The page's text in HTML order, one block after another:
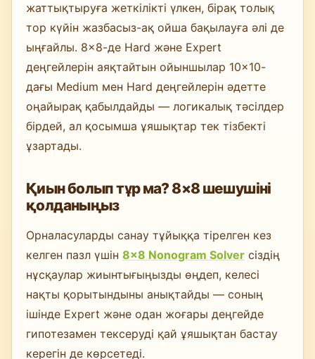
жаттықтыруға жеткілікті үлкен, бірақ толық
тор күйін жазбасыз-ақ ойша бақылауға әлі де
ыңғайлы. 8×8-де Hard және Expert
деңгейлерін аяқтайтын ойыншылар 10×10-
дағы Medium мен Hard деңгейлерін әдетте
оңайырақ қабылдайды — логикалық тәсілдер
бірдей, ал қосымша ұяшықтар тек тізбекті
ұзартады.
Қиын болып тұр ма? 8×8 шешушіні
қолданыңыз
Орналасуларды санау тұйыққа тірелген кез
келген пазл үшін 8×8 Nonogram Solver сіздің
нұсқаулар жиынтығыңызды өңдеп, келесі
нақты қорытындыны анықтайды — соның
ішінде Expert және одан жоғары деңгейде
гипотезамен тексеруді қай ұяшықтан бастау
керегін де көрсетеді.